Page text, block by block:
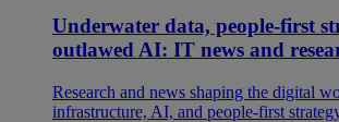
Underwater data, people-first
outlawed AI: IT news and
Research and news shaping the digital
infrastructure, AI, and people-first